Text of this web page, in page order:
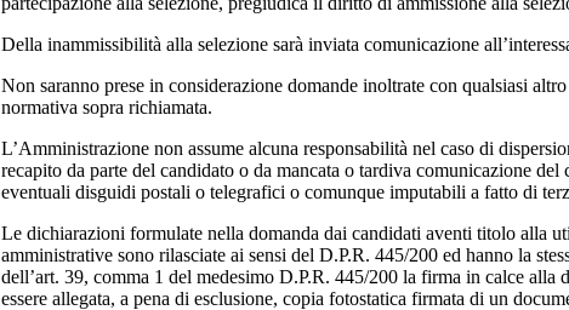
Della inammissibilità alla selezione sarà inviata comunicazione
Non saranno prese in considerazione domande inoltrate con qualsiasi
normativa sopra richiamata.
L’Amministrazione non assume alcuna responsabilità nel caso di
recapito da parte del candidato o da mancata o tardiva comunicazione
eventuali disguidi postali o telegrafici o comunque imputabili a fatto di
Le dichiarazioni formulate nella domanda dai candidati aventi titolo alla
amministrative sono rilasciate ai sensi del D.P.R. 445/200 ed hanno la
dell’art. 39, comma 1 del medesimo D.P.R. 445/200 la firma in calce alla
essere allegata, a pena di esclusione, copia fotostatica firmata di un